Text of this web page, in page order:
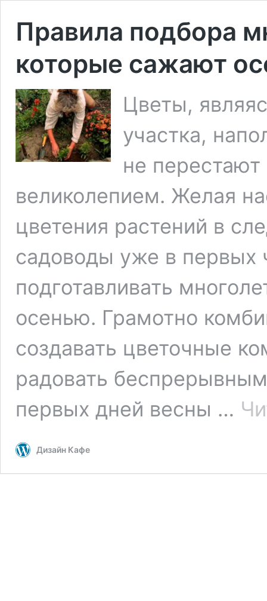
Правила подбора
которые сажают
Цветы,
участка,
не
великолепием. Желая
цветения растений в
садоводы уже в первых
подготавливать
осенью. Грамотно
создавать цветочные
радовать
первых дней весны …
Дизайн Кафе